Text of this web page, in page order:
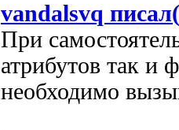
vandalsvq
При
атрибутов так и
необходимо